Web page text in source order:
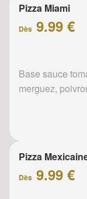
Pizza Miami
Dès 9.99 €
Base sauce
merguez,
Pizza
Dès 9.99 €